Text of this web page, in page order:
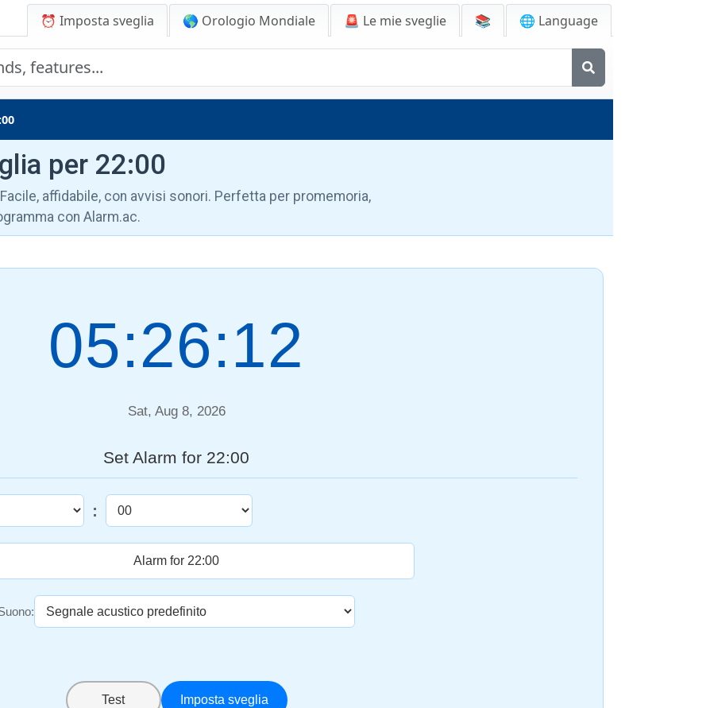
⏰ Imposta sveglia 🌎 Orologio Mondiale 🚨 Le mie sveglie 📚 🌐 Language
per 22:00
affidabile, con avvisi sonori. Perfetta per promemoria,
con Alarm.ac.
05:26:13
Sat, Aug 8, 2026
Set Alarm for 22:00
:
Test Imposta sveglia